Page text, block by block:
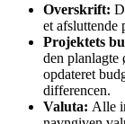
Overskrift:
et afsluttende
Projektets
den planlagte
opdateret
differencen.
Valuta: Alle